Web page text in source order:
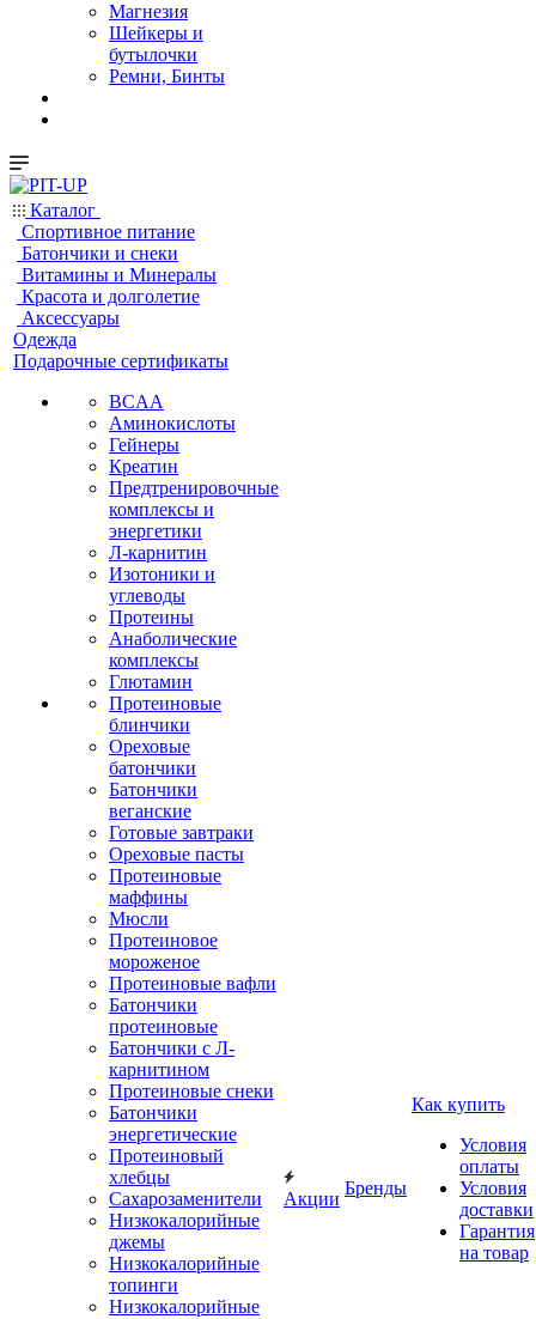
Магнезия
Шейкеры и
бутылочки
Ремни, Бинты
Каталог
Спортивное питание
Батончики и снеки
Витамины и Минералы
Красота и долголетие
Аксессуары
Одежда
Подарочные сертификаты
BCAA
Аминокислоты
Гейнеры
Креатин
Предтренировочные
комплексы и
энергетики
Л-карнитин
Изотоники и
углеводы
Протеины
Анаболические
комплексы
Глютамин
Протеиновые
блинчики
Ореховые
батончики
Батончики
веганские
Готовые завтраки
Ореховые пасты
Протеиновые
маффины
Мюсли
Протеиновое
мороженое
Протеиновые вафли
Батончики
протеиновые
Батончики с Л-
карнитином
Протеиновые снеки
Батончики
энергетические
Протеиновый
хлебцы
Сахарозаменители
Низкокалорийные
джемы
Низкокалорийные
топинги
Низкокалорийные
Акции
Бренды
Как купить
Условия
оплаты
Условия
доставки
Гарантия
на товар